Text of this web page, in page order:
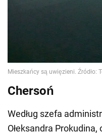
Chersoń
Według szefa
Ołeksandra